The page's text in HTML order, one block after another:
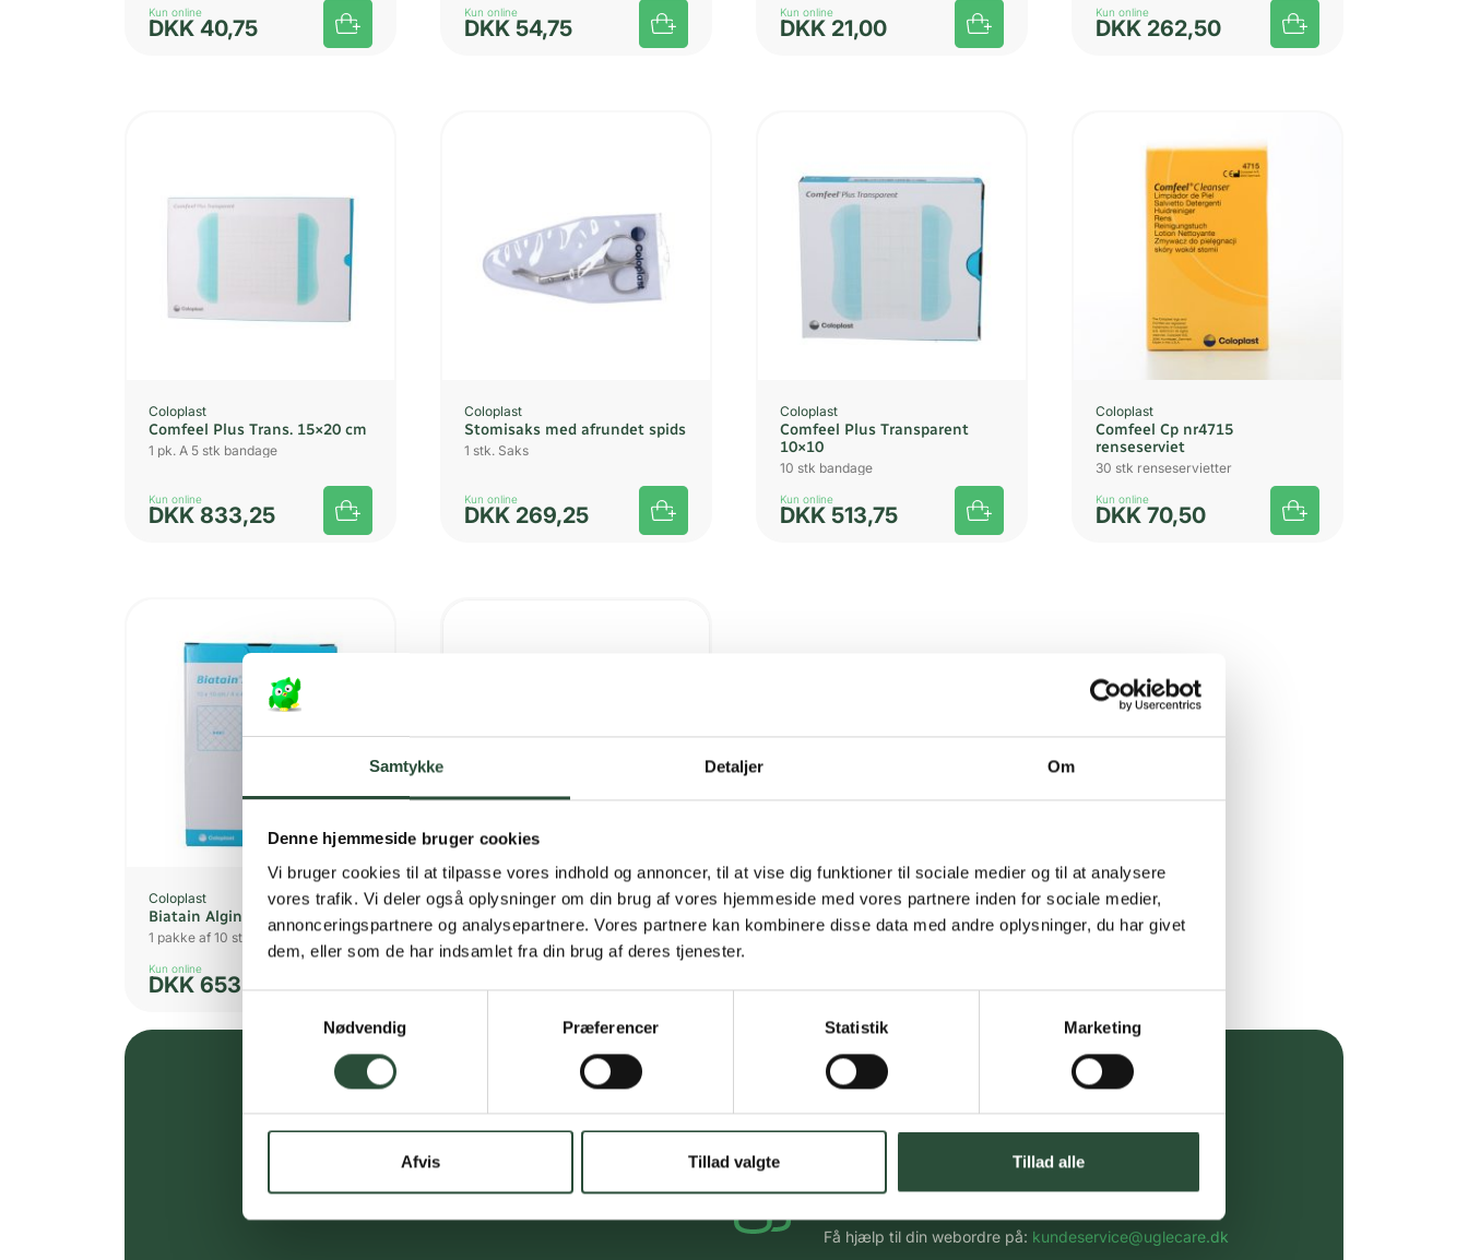
Samtykke Detaljer Om
Denne hjemmeside bruger cookies
Vi bruger cookies til at tilpasse vores indhold og annoncer, til at vise dig funktioner til sociale medier og til at analysere
vores trafik. Vi deler også oplysninger om din brug af vores hjemmeside med vores partnere inden for sociale medier,
annonceringspartnere og analysepartnere. Vores partnere kan kombinere disse data med andre oplysninger, du har givet
dem, eller som de har indsamlet fra din brug af deres tjenester.
Nødvendig
Præferencer Statistik Marketing
Afvis Tillad valgte Tillad alle
Kun online
DKK 40,75
Kun online
DKK 54,75
Kun online
DKK 21,00
Kun online
DKK 262,50
Coloplast
Comfeel Plus Trans. 15×20 cm
1 pk. A 5 stk bandage
Kun online
DKK 833,25
Coloplast
Stomisaks med afrundet spids
1 stk. Saks
Kun online
DKK 269,25
Coloplast
Comfeel Plus Transparent
10×10
10 stk bandage
Kun online
DKK 513,75
Coloplast
Comfeel Cp nr4715
renseserviet
30 stk renseservietter
Kun online
DKK 70,50
Coloplast
Biatain Alginate 10x10cm
1 pakke af 10 stk Bandage
Kun online
DKK 653,25
Coloplast
Biatain Sakral 23 x 23 cm
5 stk sårbandage
DKK678,86
Gratis fragt over 349 kr.
Gælder ikke hjemmelevering
Personlig rådgivning
Få hjælp til din webordre på: kundeservice@uglecare.dk